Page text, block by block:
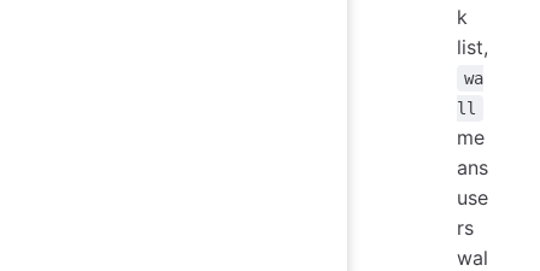
k
list,
wa
ll
me
ans
use
rs
wal